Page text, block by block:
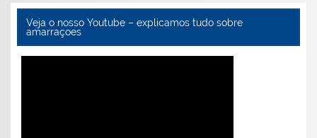
Veja o nosso Youtube – explicamos tudo sobre
amarraçoes